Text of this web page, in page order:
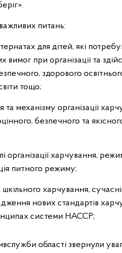
питань:
для дітей, які
вимог при організації та
здорового
тощо;
механізму організації
безпечного та
організації харчування,
питного режиму;
шкільного харчування,
нових стандартів
системи НАССР;
області звернули